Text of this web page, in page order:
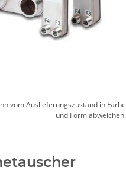
vom Auslieferungszustand in Farbe
und Form abweichen.